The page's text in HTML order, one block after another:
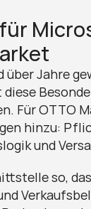
Jahre
Für OTTO
hinzu:
und
so,